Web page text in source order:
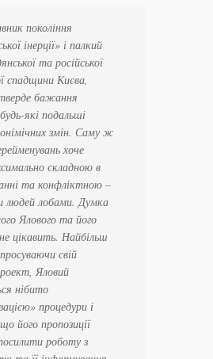
покоління
інерції» і палкий
та російської
спадщини Києва,
бажання
які подальші
змін. Саму ж
хоче
складною в
та конфліктною –
людей лобами. Думка
Ялового та його
цікавить. Найбільш
свій
Яловий
нібито
процедури і
його пропозиції
роботу з